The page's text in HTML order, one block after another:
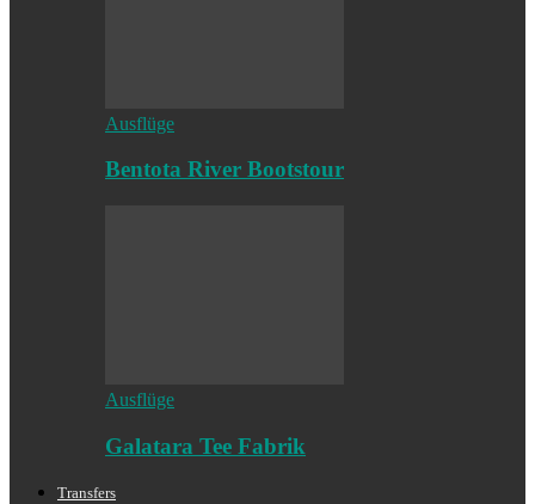
Ausflüge
Bentota River Bootstour
Ausflüge
Galatara Tee Fabrik
Transfers